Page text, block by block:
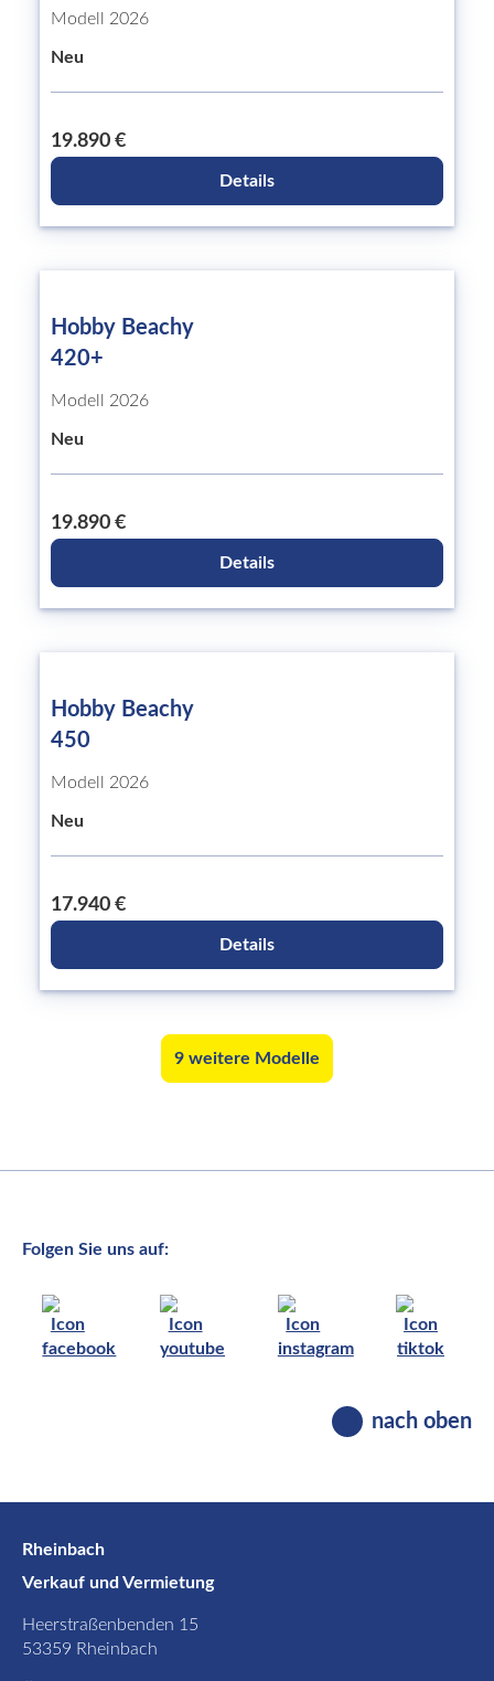
Modell 2026
Neu
19.890 €
Details
Hobby Beachy
420+
Modell 2026
Neu
19.890 €
Details
Hobby Beachy
450
Modell 2026
Neu
17.940 €
Details
9 weitere Modelle
Folgen Sie uns auf:
nach oben
Rheinbach
Verkauf und Vermietung
Heerstraßenbenden 15
53359 Rheinbach